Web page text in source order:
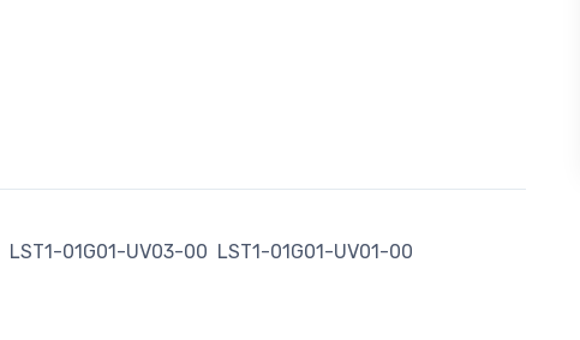
LST1-01G01-UV03-00 LST1-01G01-UV01-00